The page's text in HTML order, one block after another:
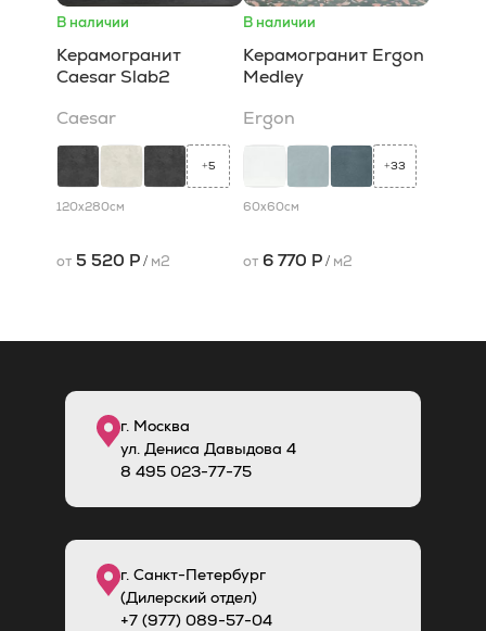
В наличии
Керамогранит
Caesar Slab2
Caesar
+5
120x280см
от 5 520 Р/ м2
В наличии
Керамогранит Ergon
Medley
Ergon
+33
60x60см
от 6 770 Р/ м2
г. Москва
ул. Дениса Давыдова 4
8 495 023-77-75
г. Санкт-Петербург
(Дилерский отдел)
+7 (977) 089-57-04